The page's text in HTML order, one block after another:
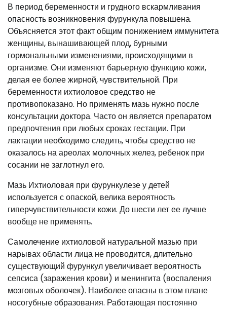
В период беременности и грудного вскармливания
опасность возникновения фурункула повышена.
Объясняется этот факт общим понижением иммунитета
женщины, вынашивающей плод, бурными
гормональными изменениями, происходящими в
организме. Они изменяют барьерную функцию кожи,
делая ее более жирной, чувствительной. При
беременности ихтиоловое средство не
противопоказано. Но применять мазь нужно после
консультации доктора. Часто он является препаратом
предпочтения при любых сроках гестации. При
лактации необходимо следить, чтобы средство не
оказалось на ареолах молочных желез, ребенок при
сосании не заглотнул его.
Мазь Ихтиоловая при фурункулезе у детей
используется с опаской, велика вероятность
гиперчувствительности кожи. До шести лет ее лучше
вообще не применять.
Самолечение ихтиоловой натуральной мазью при
нарывах области лица не проводится, длительно
существующий фурункул увеличивает вероятность
сепсиса (заражения крови) и менингита (воспаления
мозговых оболочек). Наиболее опасны в этом плане
носогубные образования. Работающая постоянно